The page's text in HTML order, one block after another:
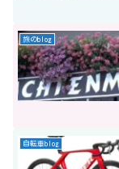
旅のblog
自転車blog